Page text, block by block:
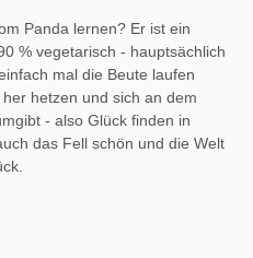
Panda lernen? Er ist ein
% vegetarisch - hauptsächlich
mal die Beute laufen
hetzen und sich an dem
- also Glück finden in
das Fell schön und die Welt